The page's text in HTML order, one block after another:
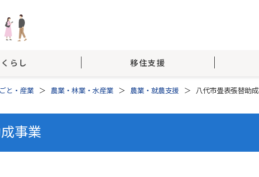
くらし 移住支援
と・産業 農業・林業・水産業 農業・就農支援 八代市畳表張替助
事業